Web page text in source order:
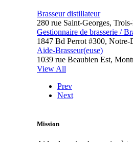
Brasseur distillateur
280 rue Saint-Georges,
Gestionnaire de brasserie /
1847 Bd Perrot #300, Notre-
Aide-Brasseur(euse)
1039 rue Beaubien Est,
View All
Prev
Next
Mission